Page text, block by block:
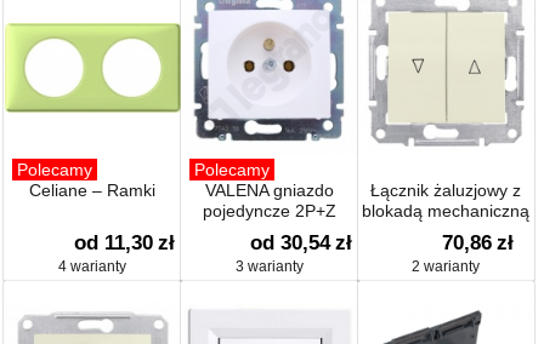
Polecamy
Celiane – Ramki
od 11,30 zł
4 warianty
Polecamy
VALENA gniazdo
pojedyncze 2P+Z
od 30,54 zł
3 warianty
Łącznik żaluzjowy z
blokadą mechaniczną
70,86 zł
2 warianty